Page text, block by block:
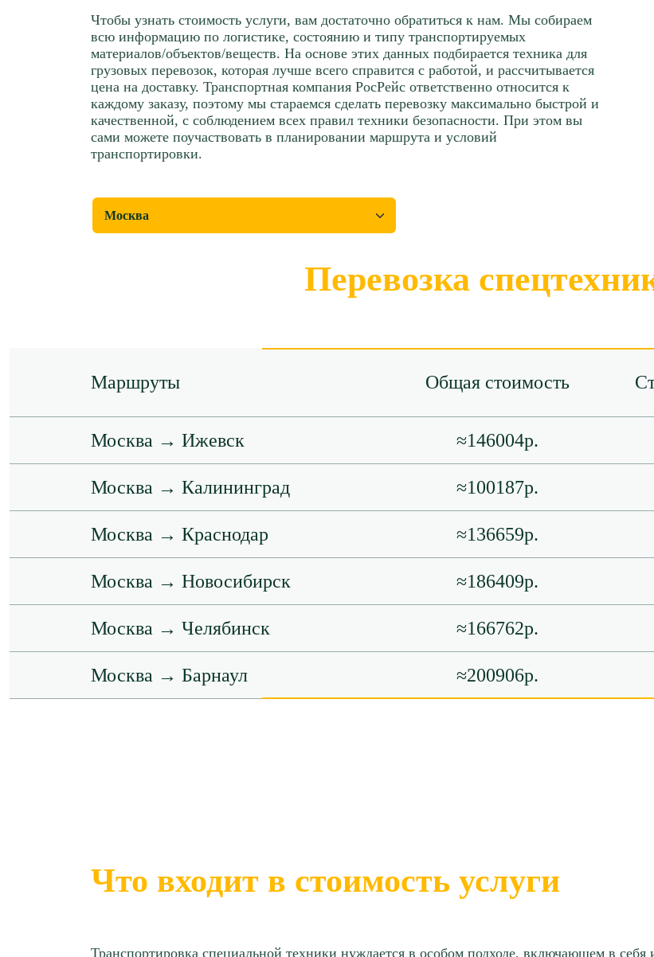
Чтобы узнать стоимость услуги, вам достаточно обратиться к нам. Мы собираем
всю информацию по логистике, состоянию и типу транспортируемых
материалов/объектов/веществ. На основе этих данных подбирается техника для
грузовых перевозок, которая лучше всего справится с работой, и рассчитывается
цена на доставку. Транспортная компания РосРейс ответственно относится к
каждому заказу, поэтому мы стараемся сделать перевозку максимально быстрой и
качественной, с соблюдением всех правил техники безопасности. При этом вы
сами можете поучаствовать в планировании маршрута и условий
транспортировки.
Перевозка
Маршруты Общая стоимость
Москва → Ижевск ≈146004р.
Москва → Калининград ≈100187р.
Москва → Краснодар ≈136659р.
Москва → Новосибирск ≈186409р.
Москва → Челябинск ≈166762р.
Москва → Барнаул ≈200906р.
Что входит в стоимость услуги
Транспортировка специальной техники нуждается в особом подходе, включающем в себя